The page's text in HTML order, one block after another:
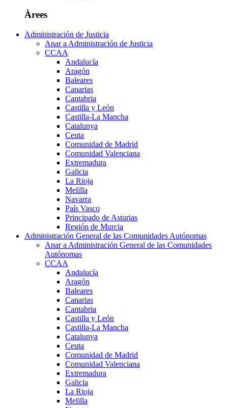
Àrees
Administración de Justicia
Anar a Administración de Justicia
CCAA
Andalucía
Aragón
Baleares
Canarias
Cantabria
Castilla y León
Castilla-La Mancha
Catalunya
Ceuta
Comunidad de Madrid
Comunidad Valenciana
Extremadura
Galicia
La Rioja
Melilla
Navarra
País Vasco
Principado de Asturias
Región de Murcia
Administración General de las Comunidades Autónomas
Anar a Administración General de las Comunidades
Autónomas
CCAA
Andalucía
Aragón
Baleares
Canarias
Cantabria
Castilla y León
Castilla-La Mancha
Catalunya
Ceuta
Comunidad de Madrid
Comunidad Valenciana
Extremadura
Galicia
La Rioja
Melilla